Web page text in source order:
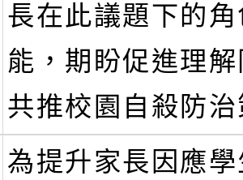
長在此議題下的
能，期盼促進理
共推校園自殺防
為提升家長因應